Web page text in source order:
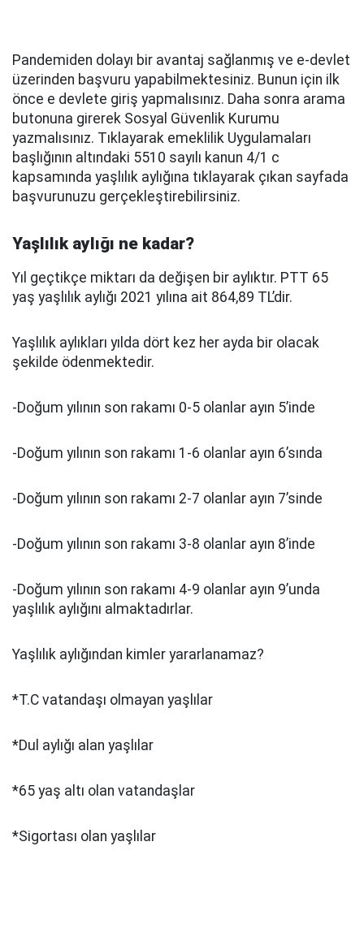
Pandemiden dolayı bir avantaj sağlanmış ve e-devlet
üzerinden başvuru yapabilmektesiniz. Bunun için ilk
önce e devlete giriş yapmalısınız. Daha sonra arama
butonuna girerek Sosyal Güvenlik Kurumu
yazmalısınız. Tıklayarak emeklilik Uygulamaları
başlığının altındaki 5510 sayılı kanun 4/1 c
kapsamında yaşlılık aylığına tıklayarak çıkan sayfada
başvurunuzu gerçekleştirebilirsiniz.
Yaşlılık aylığı ne kadar?
Yıl geçtikçe miktarı da değişen bir aylıktır. PTT 65
yaş yaşlılık aylığı 2021 yılına ait 864,89 TL’dir.
Yaşlılık aylıkları yılda dört kez her ayda bir olacak
şekilde ödenmektedir.
-Doğum yılının son rakamı 0-5 olanlar ayın 5’inde
-Doğum yılının son rakamı 1-6 olanlar ayın 6’sında
-Doğum yılının son rakamı 2-7 olanlar ayın 7’sinde
-Doğum yılının son rakamı 3-8 olanlar ayın 8’inde
-Doğum yılının son rakamı 4-9 olanlar ayın 9’unda
yaşlılık aylığını almaktadırlar.
Yaşlılık aylığından kimler yararlanamaz?
*T.C vatandaşı olmayan yaşlılar
*Dul aylığı alan yaşlılar
*65 yaş altı olan vatandaşlar
*Sigortası olan yaşlılar